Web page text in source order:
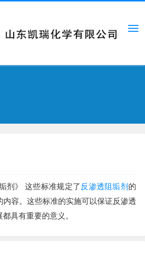
剂》 这些标准规定了 反渗透阻垢剂 的
容。这些标准的实施可以保证反渗透
具有重要的意义。